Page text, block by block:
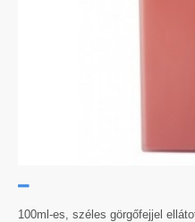
100ml-es, széles görgőfejjel